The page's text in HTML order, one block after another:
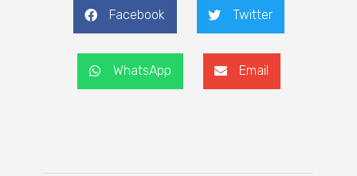
Facebook Twitter
WhatsApp Email